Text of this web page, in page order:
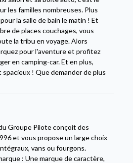
les familles nombreuses. Plus
la salle de bain le matin ! Et
de places couchages, vous
la tribu en voyage. Alors
pour l'aventure et profitez
en camping-car. Et en plus,
! Que demander de plus
Groupe Pilote conçoit des
et vous propose un large choix
vans ou fourgons.
: Une marque de caractère,